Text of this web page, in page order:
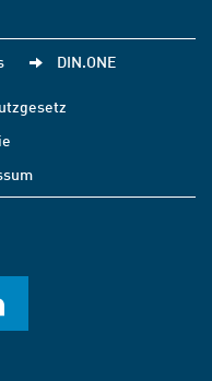
DIN.ONE